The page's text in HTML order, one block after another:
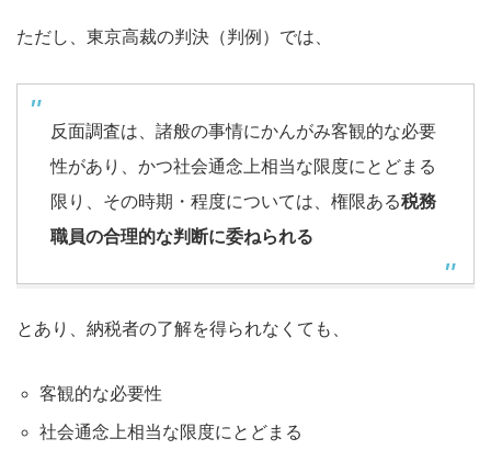
ただし、東京高裁の判決（判例）では、
反面調査は、諸般の事情にかんがみ客観的な必要
性があり、かつ社会通念上相当な限度にとどまる
限り、その時期・程度については、権限ある税務
職員の合理的な判断に委ねられる
とあり、納税者の了解を得られなくても、
客観的な必要性
社会通念上相当な限度にとどまる